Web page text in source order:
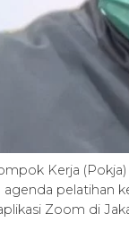
Kerja
agenda pelatihan
Zoom di